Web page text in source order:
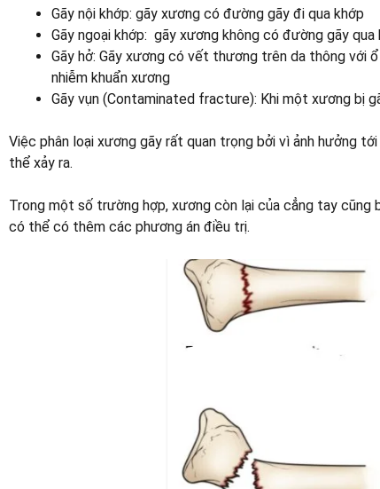
Gãy nội khớp: gãy xương có đường gãy đi qua khớp
Gãy ngoại khớp: gãy xương không có đường gãy qua
Gãy hở: Gãy xương có vết thương trên da thông với
nhiễm khuẩn xương
Gãy vụn (Contaminated fracture): Khi một xương bị
Việc phân loại xương gãy rất quan trọng bởi vì ảnh hưởng
thể xảy ra.
Trong một số trường hợp, xương còn lại của cẳng tay cũng
có thể có thêm các phương án điều trị.